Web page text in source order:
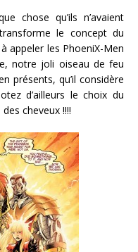
chose qu’ils n’avaient
le concept du
appeler les PhoeniX-Men
notre joli oiseau de feu
présents, qu’il considère
d’ailleurs le choix du
cheveux !!!!